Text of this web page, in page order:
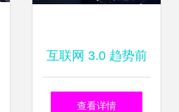
互联网 3.0 趋势前
瞻 数据隐私的挑战
查看详情